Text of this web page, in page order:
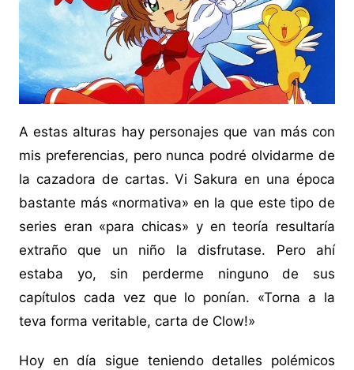
A estas alturas hay personajes que van más con
mis preferencias, pero nunca podré olvidarme de
la cazadora de cartas. Vi Sakura en una época
bastante más «normativa» en la que este tipo de
series eran «para chicas» y en teoría resultaría
extraño que un niño la disfrutase. Pero ahí
estaba yo, sin perderme ninguno de sus
capítulos cada vez que lo ponían. «Torna a la
teva forma veritable, carta de Clow!»
Hoy en día sigue teniendo detalles polémicos